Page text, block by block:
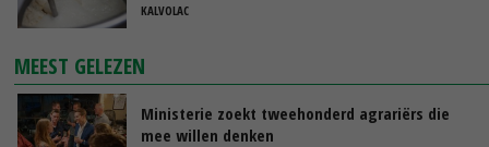
KALVOLAC
MEEST GELEZEN
Ministerie zoekt tweehonderd agrariërs die
mee willen denken